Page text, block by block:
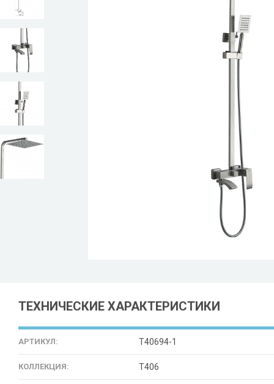
ТЕХНИЧЕСКИЕ ХАРАКТЕРИСТИКИ
АРТИКУЛ: T40694-1
КОЛЛЕКЦИЯ: T406